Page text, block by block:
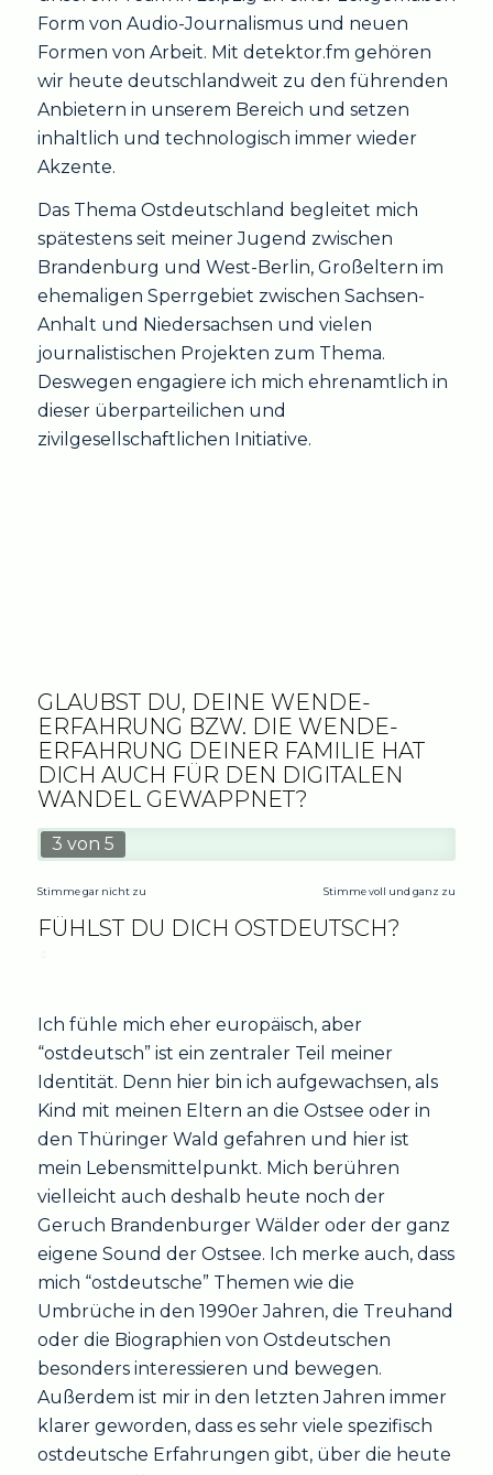
Form von Audio-Journalismus und neuen
Formen von Arbeit. Mit detektor.fm gehören
wir heute deutschlandweit zu den führenden
Anbietern in unserem Bereich und setzen
inhaltlich und technologisch immer wieder
Akzente.
Das Thema Ostdeutschland begleitet mich
spätestens seit meiner Jugend zwischen
Brandenburg und West-Berlin, Großeltern im
ehemaligen Sperrgebiet zwischen Sachsen-
Anhalt und Niedersachsen und vielen
journalistischen Projekten zum Thema.
Deswegen engagiere ich mich ehrenamtlich in
dieser überparteilichen und
zivilgesellschaftlichen Initiative.
GLAUBST DU, DEINE WENDE-
ERFAHRUNG BZW. DIE WENDE-
ERFAHRUNG DEINER FAMILIE HAT
DICH AUCH FÜR DEN DIGITALEN
WANDEL GEWAPPNET?
3 von 5
Stimme gar nicht zu Stimme voll und ganz zu
FÜHLST DU DICH OSTDEUTSCH?
Ich fühle mich eher europäisch, aber
“ostdeutsch” ist ein zentraler Teil meiner
Identität. Denn hier bin ich aufgewachsen, als
Kind mit meinen Eltern an die Ostsee oder in
den Thüringer Wald gefahren und hier ist
mein Lebensmittelpunkt. Mich berühren
vielleicht auch deshalb heute noch der
Geruch Brandenburger Wälder oder der ganz
eigene Sound der Ostsee. Ich merke auch, dass
mich “ostdeutsche” Themen wie die
Umbrüche in den 1990er Jahren, die Treuhand
oder die Biographien von Ostdeutschen
besonders interessieren und bewegen.
Außerdem ist mir in den letzten Jahren immer
klarer geworden, dass es sehr viele spezifisch
ostdeutsche Erfahrungen gibt, über die heute